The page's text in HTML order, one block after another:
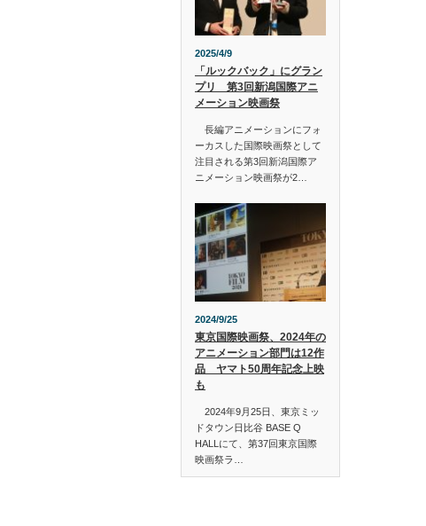
2025/4/9
「ルックバック」にグラン
プリ 第3回新潟国際アニ
メーション映画祭
長編アニメーションにフォ
ーカスした国際映画祭として
注目される第3回新潟国際ア
ニメーション映画祭が2…
2024/9/25
東京国際映画祭、2024年の
アニメーション部門は12作
品 ヤマト50周年記念上映
も
2024年9月25日、東京ミッ
ドタウン日比谷 BASE Q
HALLにて、第37回東京国際
映画祭ラ…